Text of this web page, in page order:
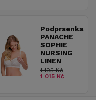
Podprsenka
PANACHE
SOPHIE
NURSING
LINEN
1 195 Kč
1 015 Kč